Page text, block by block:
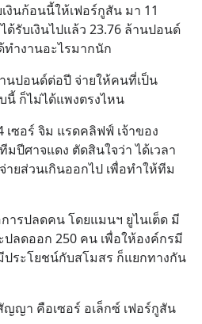
งินก้อนนี้ให้เฟอร์กูสัน มา 11
รับเงินไปแล้ว 23.76 ล้านปอนด์
ทำงานอะไรมากนัก
นปอนด์ต่อปี จ่ายให้คนที่เป็น
ก็ไม่ได้แพงตรงไหน
เซอร์ จิม แรดคลิฟฟ์ เจ้าของ
ปีศาจแดง ตัดสินใจว่า ได้เวลา
ยส่วนเกินออกไป เพื่อทำให้ทีม
ารปลดคน โดยแมนฯ ยูไนเต็ด มี
ลดออก 250 คน เพื่อให้องค์กรมี
ประโยชน์กับสโมสร ก็แยกทางกัน
ญา คือเซอร์ อเล็กซ์ เฟอร์กูสัน